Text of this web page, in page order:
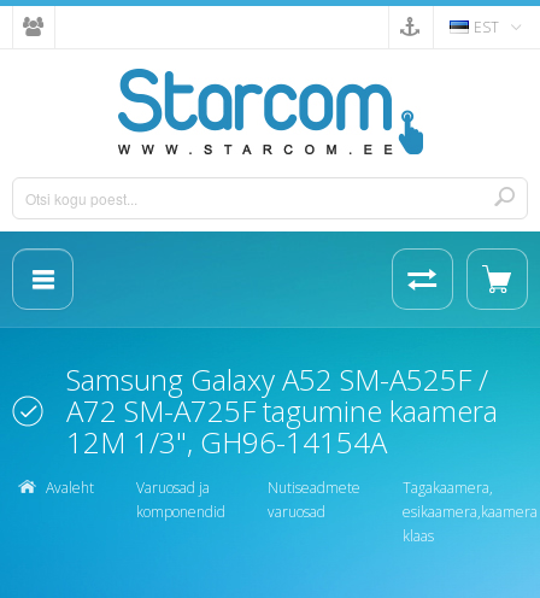
EST
Samsung Galaxy A52 SM-A525F /
A72 SM-A725F tagumine kaamera
12M 1/3", GH96-14154A
Avaleht
Varuosad ja
komponendid
Nutiseadmete
varuosad
Tagakaamera,
esikaamera,kaamera
klaas